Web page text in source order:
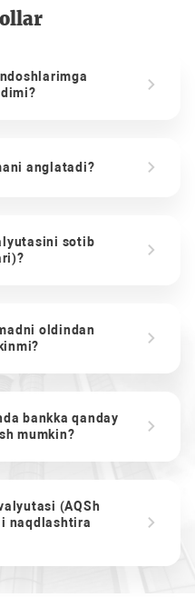
anglatadi?
sotib
oldindan
bankka qanday
mumkin?
(AQSh
naqdlashtira